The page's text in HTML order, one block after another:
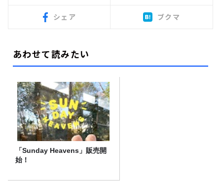
シェア ブクマ
あわせて読みたい
「Sunday Heavens」販売開
始！